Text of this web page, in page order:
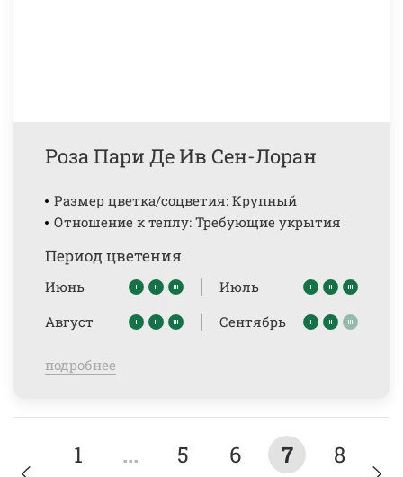
Роза Пари Де Ив Сен-Лоран
Размер цветка/соцветия: Крупный
Отношение к теплу: Требующие укрытия
Период цветения
Июнь
Июль
Август
Сентябрь
подробнее
1 ... 5 6 7
8